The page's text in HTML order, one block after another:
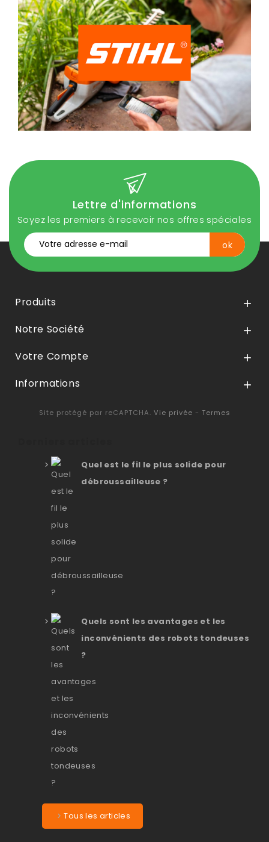
Lettre d'informations
Soyez les premiers à recevoir nos offres spéciales
Produits 
Notre Société 
Votre Compte 
Informations 
Site protégé par reCAPTCHA. Vie privée - Termes
Quel est le fil le plus solide pour
débroussailleuse ?
Quels sont les avantages et les
inconvénients des robots tondeuses
?
Tous les articles